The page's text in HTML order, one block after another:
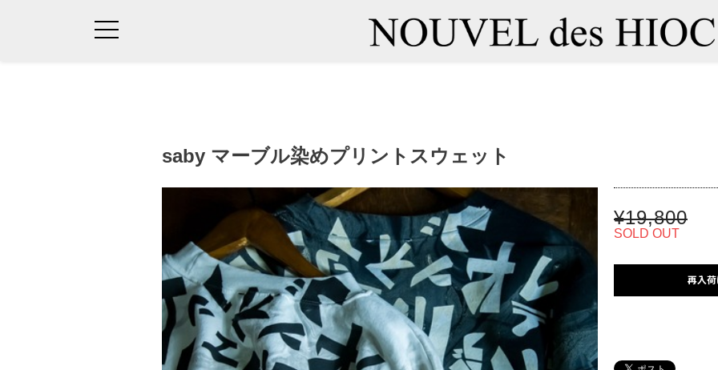
saby マーブル染めプリントスウェット
¥19,800
SOLD OUT
再入